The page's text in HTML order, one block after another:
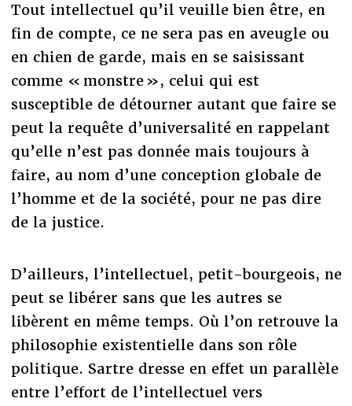
Tout intellectuel qu’il veuille bien être, en
fin de compte, ce ne sera pas en aveugle ou
en chien de garde, mais en se saisissant
comme « monstre », celui qui est
susceptible de détourner autant que faire se
peut la requête d’universalité en rappelant
qu’elle n’est pas donnée mais toujours à
faire, au nom d’une conception globale de
l’homme et de la société, pour ne pas dire
de la justice.
D’ailleurs, l’intellectuel, petit-bourgeois, ne
peut se libérer sans que les autres se
libèrent en même temps. Où l’on retrouve la
philosophie existentielle dans son rôle
politique. Sartre dresse en effet un parallèle
entre l’effort de l’intellectuel vers